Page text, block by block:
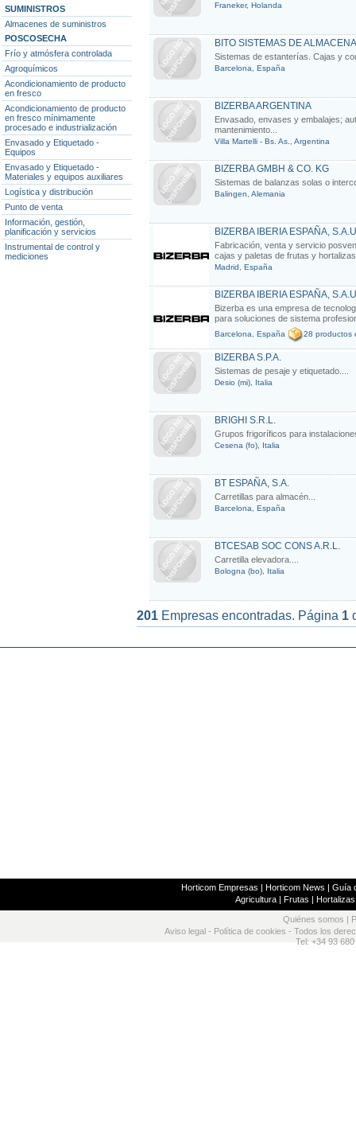
SUMINISTROS
Almacenes de suministros
POSCOSECHA
Frío y atmósfera controlada
Agroquímicos
Acondicionamiento de producto
en fresco
Acondicionamiento de producto
en fresco mínimamente
procesado e industrialización
Envasado y Etiquetado -
Equipos
Envasado y Etiquetado -
Materiales y equipos auxiliares
Logística y distribución
Punto de venta
Información, gestión,
planificación y servicios
Instrumental de control y
mediciones
Franeker, Holanda
BITO SISTEMAS DE
Sistemas de estanterías. Cajas y
Barcelona, España
BIZERBA ARGENTINA
Envasado, envases y embalajes;
mantenimiento...
Villa Martelli - Bs. As., Argentina
BIZERBA GMBH & CO. KG
Sistemas de balanzas solas o
Balingen, Alemania
BIZERBA IBERIA ESPAÑA,
Fabricación, venta y servicio
cajas y paletas de frutas y
Madrid, España
BIZERBA IBERIA ESPAÑA,
Bizerba es una empresa de
para soluciones de sistema
Barcelona, España 28 productos
BIZERBA S.P.A.
Sistemas de pesaje y etiquetado....
Desio (mi), Italia
BRIGHI S.R.L.
Grupos frigoríficos para
Cesena (fo), Italia
BT ESPAÑA, S.A.
Carretillas para almacén...
Barcelona, España
BTCESAB SOC CONS A.R.L.
Carretilla elevadora....
Bologna (bo), Italia
201 Empresas encontradas. Página 1
Horticom Empresas | Horticom News | Guía
Agricultura| Frutas | Hortalizas
Quiénes somos
Aviso legal - Política de cookies - Todos los
Tel: +34 93